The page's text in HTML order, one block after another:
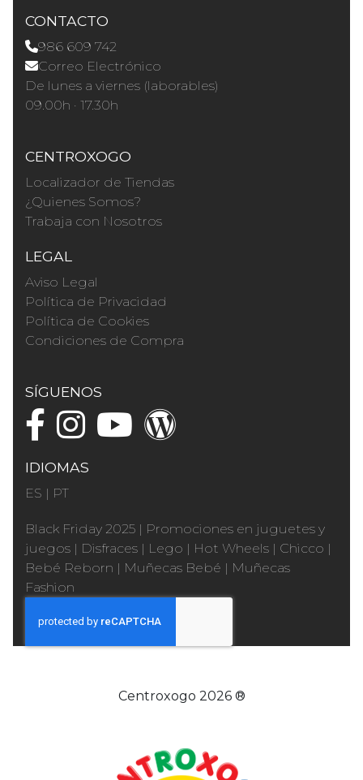
CONTACTO
986 609 742
Correo Electrónico
De lunes a viernes (laborables)
09.00h · 17.30h
CENTROXOGO
Localizador de Tiendas
¿Quienes Somos?
Trabaja con Nosotros
LEGAL
Aviso Legal
Política de Privacidad
Política de Cookies
Condiciones de Compra
SÍGUENOS
IDIOMAS
ES | PT
Black Friday 2025 | Promociones en juguetes y
juegos | Disfraces | Lego | Hot Wheels | Chicco |
Bebé Reborn | Muñecas Bebé | Muñecas
Fashion
Centroxogo 2026 ®